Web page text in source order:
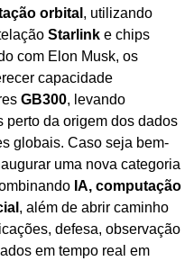
orbital , utilizando
Starlink e chips
com Elon Musk, os
capacidade
GB300, levando
perto da origem dos dados
globais. Caso seja bem-
uma nova categoria
IA, computação
, além de abrir caminho
defesa, observação
em tempo real em